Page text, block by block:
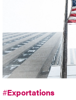
#Exportations